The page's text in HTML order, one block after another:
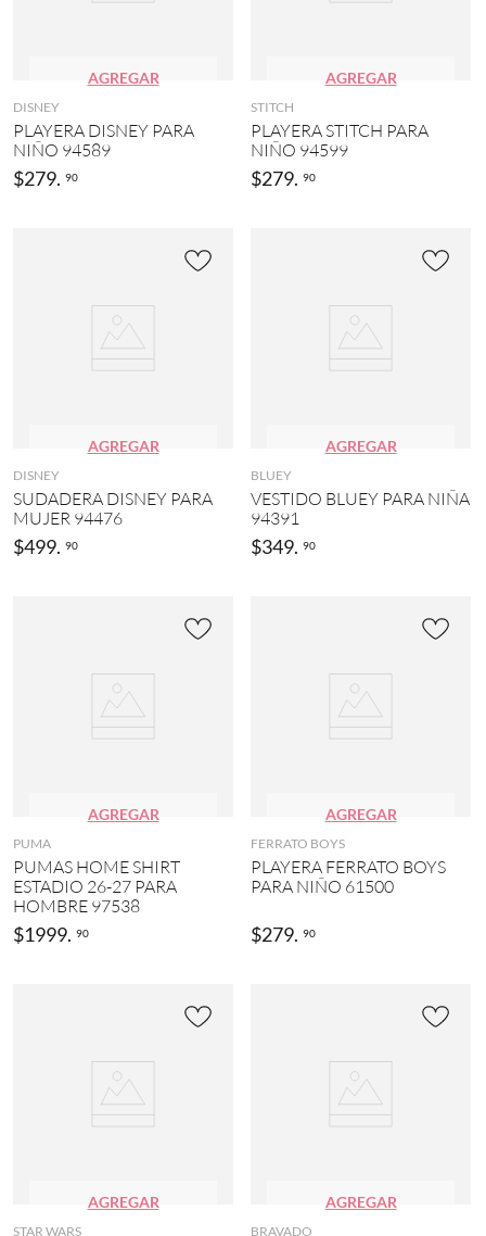
AGREGAR
DISNEY
PLAYERA DISNEY PARA
NIÑO 94589
$279. 90
AGREGAR
STITCH
PLAYERA STITCH PARA
NIÑO 94599
$279. 90
AGREGAR
DISNEY
SUDADERA DISNEY PARA
MUJER 94476
$499. 90
AGREGAR
BLUEY
VESTIDO BLUEY PARA NIÑA
94391
$349. 90
AGREGAR
PUMA
PUMAS HOME SHIRT
ESTADIO 26-27 PARA
HOMBRE 97538
$1999. 90
AGREGAR
FERRATO BOYS
PLAYERA FERRATO BOYS
PARA NIÑO 61500
$279. 90
AGREGAR
STAR WARS
AGREGAR
BRAVADO